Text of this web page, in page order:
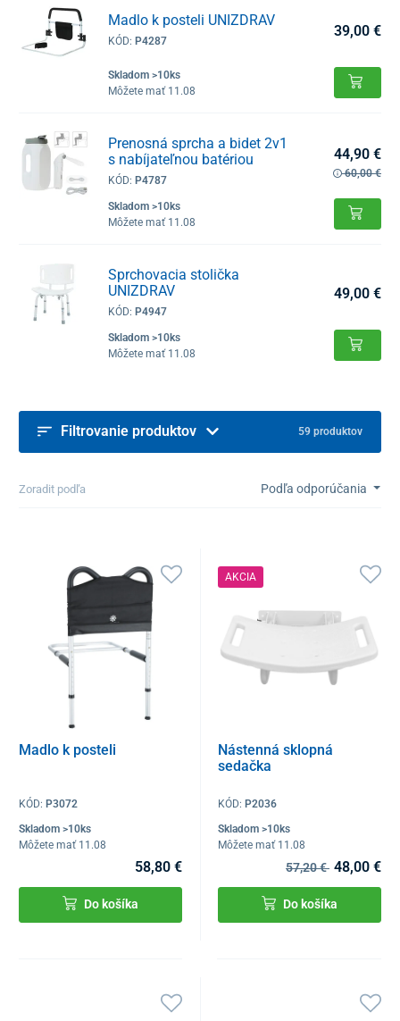
Madlo k posteli UNIZDRAV
KÓD: P4287
Skladom >10ks
Môžete mať 11.08
39,00 €
Prenosná sprcha a bidet 2v1
s nabíjateľnou batériou
KÓD: P4787
Skladom >10ks
Môžete mať 11.08
44,90 €
60,00 €
Sprchovacia stolička
UNIZDRAV
KÓD: P4947
Skladom >10ks
Môžete mať 11.08
49,00 €
Filtrovanie produktov 59 produktov
Zoradit podľa Podľa odporúčania
Madlo k posteli
KÓD: P3072
Skladom >10ks
Môžete mať 11.08
58,80 €
Do košíka
AKCIA
Nástenná sklopná
sedačka
KÓD:P2036
Skladom >10ks
Môžete mať 11.08
57,20 € 48,00 €
Do košíka